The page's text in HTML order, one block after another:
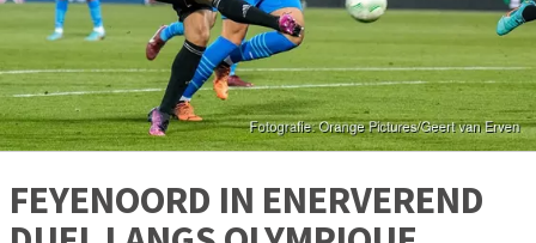
FEYENOORD IN ENERVEREND